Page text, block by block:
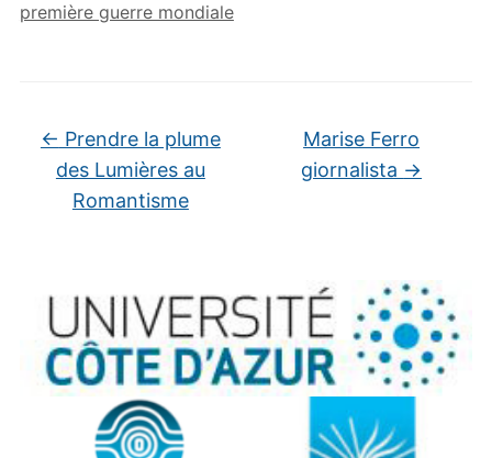
première guerre mondiale
← Prendre la plume
des Lumières au
Romantisme
Marise Ferro
giornalista →